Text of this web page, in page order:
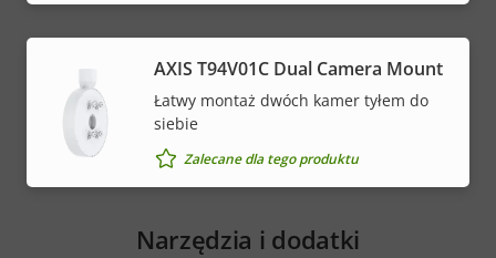
AXIS T94V01C Dual Camera Mount
Łatwy montaż dwóch kamer tyłem do
siebie
Zalecane dla tego produktu
Narzędzia i dodatki